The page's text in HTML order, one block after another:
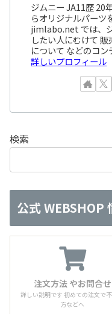
ジムニー JA11歴
らオリジナルパーツ
jimlabo.net では、
したい人にむけて
について などのコ
詳しいプロフィール
検索
公式 WEBSHOP
注文方法 やお問合せ
詳しい説明です 初めての注文で
方などへ